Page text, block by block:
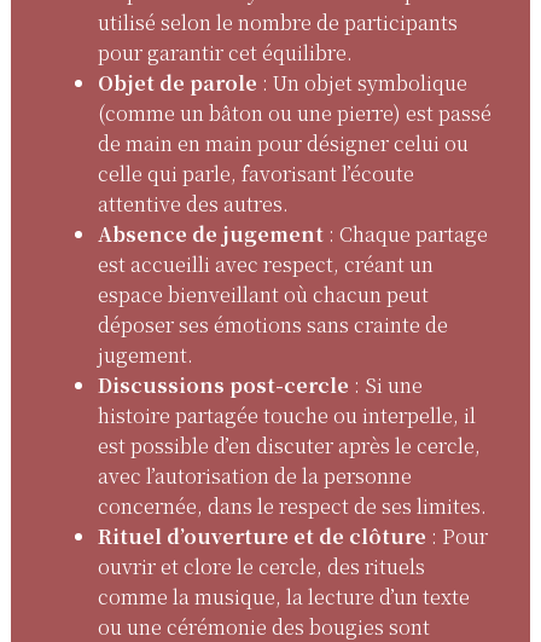
utilisé selon le nombre de participants
pour garantir cet équilibre.
Objet de parole : Un objet symbolique
(comme un bâton ou une pierre) est passé
de main en main pour désigner celui ou
celle qui parle, favorisant l’écoute
attentive des autres.
Absence de jugement : Chaque partage
est accueilli avec respect, créant un
espace bienveillant où chacun peut
déposer ses émotions sans crainte de
jugement.
Discussions post-cercle : Si une
histoire partagée touche ou interpelle, il
est possible d’en discuter après le cercle,
avec l’autorisation de la personne
concernée, dans le respect de ses limites.
Rituel d’ouverture et de clôture : Pour
ouvrir et clore le cercle, des rituels
comme la musique, la lecture d’un texte
ou une cérémonie des bougies sont